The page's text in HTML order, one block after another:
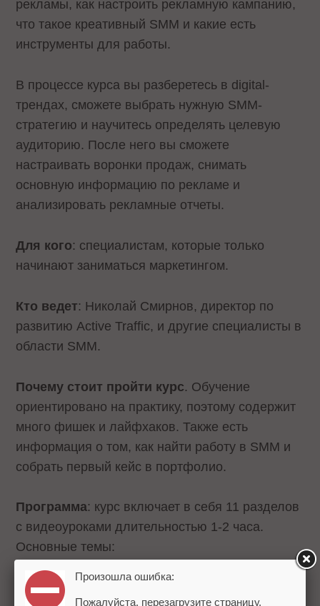
рекламы, как настроить рекламную кампанию,
что такое креативный SMM и какие есть
инструменты для работы.
В процессе курса вы разберетесь в digital-
трендах, сможете выбрать нужную SMM-
стратегию и научитесь определять целевую
аудиторию. После него вы сможете
настраивать воронки продаж, снимать
основную информацию по рекламе и
анализировать рекламные отчеты.
Для кого: специалистам, которые только
начинают заниматься маркетингом.
Кто ведет: Николай Смирнов, директор по
развитию Active Traffic, и другие специалисты в
области SMM.
Почему стоит пройти курс. Обучение
ориентировано на практику, поэтому содержит
много фишек и лайфхаков. Также есть
информация о том, как найти работу в SMM и
собрать первый кейс в портфолио.
Программа: курс включает в себя 11 разделов
с видеоуроками длительностью 1-2 часа.
Основные темы:
готовимся к запуску таргетированной
Произошла ошибка:
Пожалуйста, перезагрузите страницу.